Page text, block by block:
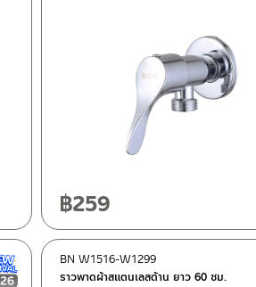
฿259
New Arrival สินค้าใหม่ ปี 2026
ราวพาดผ้าสแตนเลสด้าน ยาว 60 ซม.
BN W1516-W1299